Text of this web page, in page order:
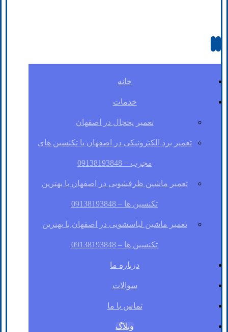
خانه
خدمات
تعمیر یخچال در اصفهان
تعمیر برد الکترونیکی در اصفهان با تکنسین های
مجرب – 09138193848
تعمیر ماشین ظرفشویی در اصفهان با بهترین
تکنسین ها – 09138193848
تعمیر ماشین لباسشویی در اصفهان با بهترین
تکنسین ها – 09138193848
درباره ما
سوالات
تماس با ما
وبلاگ